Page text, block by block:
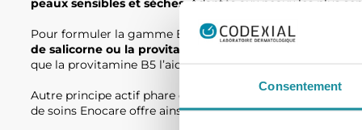
Consentement
peaux sensibles et sèches . Adaptés aux peaux les plus
Pour formuler la gamme Enocare de la marque ENO, le
de salicorne ou la provitamine B5
. Par ailleurs, le
que la provitamine B5 l’aide à se régénérer.
Autre principe actif phare de la gamme Enocare : le
de soins Enocare offre ainsiune routine beauté complète